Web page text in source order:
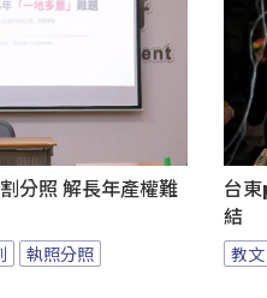
分照 解長年產權難
執照分照
台
結
教文